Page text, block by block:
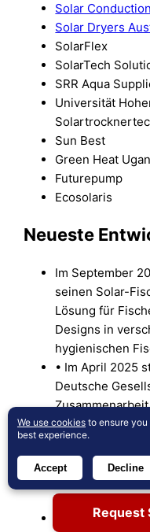
Solar
Solar Dryers
SolarFlex
SolarTech
SRR Aqua
Universität
Sun Best
Green Heat
Futurepump
Ecosolaris
Neueste
Im September
seinen Solar-
Lösung für
Designs in
hygienischen
• Im April 2025
Deutsche
Initiative in
unterstützen,
basierende
Effizienz und
eingesetzt
Im JanuarRequest
We use cookies to ensure
best experience.
Accept Decline